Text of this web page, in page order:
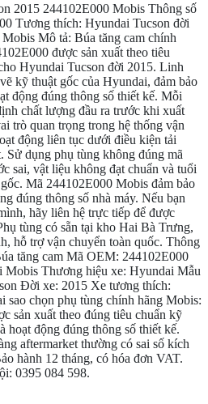
2015 244102E000 Mobis Thông số
Tương thích: Hyundai Tucson đời
Mô tả: Búa tăng cam chính
được sản xuất theo tiêu
Hyundai Tucson đời 2015. Linh
kỹ thuật gốc của Hyundai, đảm bảo
động đúng thông số thiết kế. Mỗi
chất lượng đầu ra trước khi xuất
trò quan trọng trong hệ thống vận
động liên tục dưới điều kiện tải
Sử dụng phụ tùng không đúng mã
sai, vật liệu không đạt chuẩn và tuổi
Mã 244102E000 Mobis đảm bảo
đúng thông số nhà máy. Nếu bạn
hãy liên hệ trực tiếp để được
tùng có sẵn tại kho Hai Bà Trưng,
hỗ trợ vận chuyển toàn quốc. Thông
tăng cam Mã OEM: 244102E000
Mobis Thương hiệu xe: Hyundai Mẫu
Đời xe: 2015 Xe tương thích:
sao chọn phụ tùng chính hãng Mobis:
sản xuất theo đúng tiêu chuẩn kỹ
hoạt động đúng thông số thiết kế.
aftermarket thường có sai số kích
hành 12 tháng, có hóa đơn VAT.
0395 084 598.